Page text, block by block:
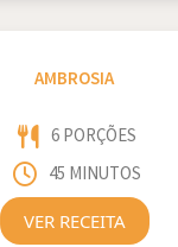
AMBROSIA
6 PORÇÕES
45 MINUTOS
VER RECEITA